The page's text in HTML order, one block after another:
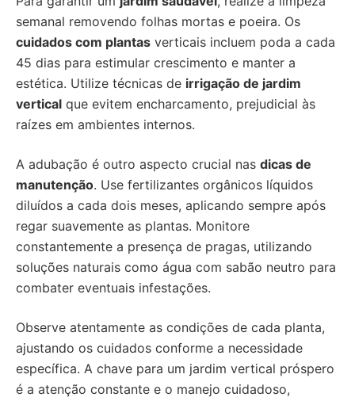
semanal removendo folhas mortas e poeira. Os
cuidados com plantas verticais incluem poda a cada
45 dias para estimular crescimento e manter a
estética. Utilize técnicas de irrigação de jardim
vertical que evitem encharcamento, prejudicial às
raízes em ambientes internos.
A adubação é outro aspecto crucial nas dicas de
manutenção. Use fertilizantes orgânicos líquidos
diluídos a cada dois meses, aplicando sempre após
regar suavemente as plantas. Monitore
constantemente a presença de pragas, utilizando
soluções naturais como água com sabão neutro para
combater eventuais infestações.
Observe atentamente as condições de cada planta,
ajustando os cuidados conforme a necessidade
específica. A chave para um jardim vertical próspero
é a atenção constante e o manejo cuidadoso,